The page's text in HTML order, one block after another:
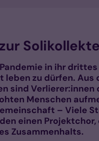
Solikollekte
in ihr
leben zu dürfen.
sind
Menschen
– Viele
einen
Zusammenhalts.